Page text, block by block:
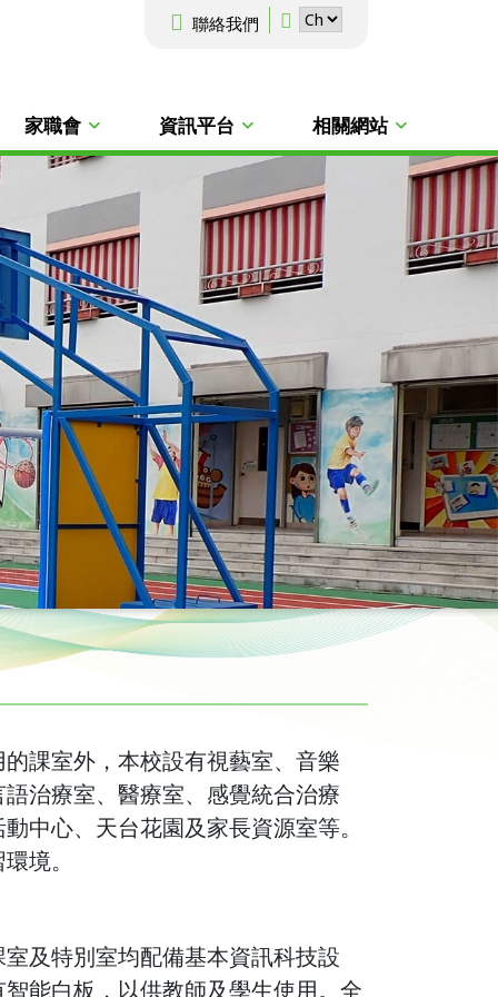
聯絡我們
家職會 資訊平台 相關網站
課室外，本校設有視藝室、音樂
治療室、醫療室、感覺統合治療
中心、天台花園及家長資源室等。
境。
及特別室均配備基本資訊科技設
能白板，以供教師及學生使用。全